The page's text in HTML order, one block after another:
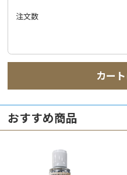
注文数
カー
おすすめ商品